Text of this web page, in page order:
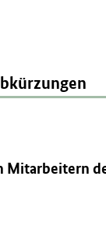
Mitarbeitern